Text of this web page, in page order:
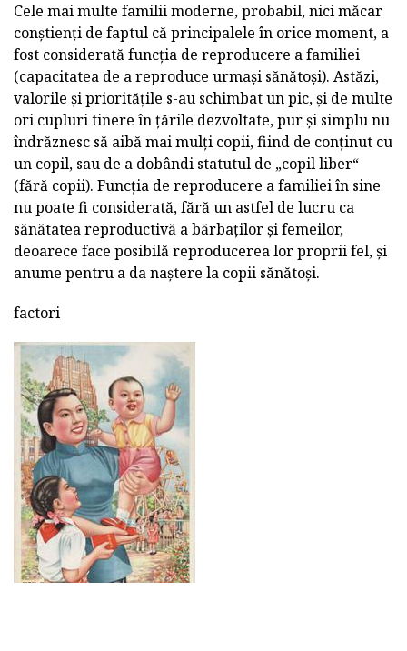
Cele mai multe familii moderne, probabil, nici măcar
conștienți de faptul că principalele în orice moment, a
fost considerată funcția de reproducere a familiei
(capacitatea de a reproduce urmași sănătoși). Astăzi,
valorile și prioritățile s-au schimbat un pic, și de multe
ori cupluri tinere în țările dezvoltate, pur și simplu nu
îndrăznesc să aibă mai mulți copii, fiind de conținut cu
un copil, sau de a dobândi statutul de „copil liber“
(fără copii). Funcția de reproducere a familiei în sine
nu poate fi considerată, fără un astfel de lucru ca
sănătatea reproductivă a bărbaților și femeilor,
deoarece face posibilă reproducerea lor proprii fel, și
anume pentru a da naștere la copii sănătoși.
factori